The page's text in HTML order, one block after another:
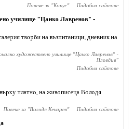
Повече за "Конус" Подобни сайтове
училище "Цанко Лавренов" -
творби на възпитаници, дневник на
художествено училище "Цанко Лавренов" -
Пловдив"
Подобни сайтове
платно, на живописеца Володя
Повече за "Володя Кенарев" Подобни сайтове